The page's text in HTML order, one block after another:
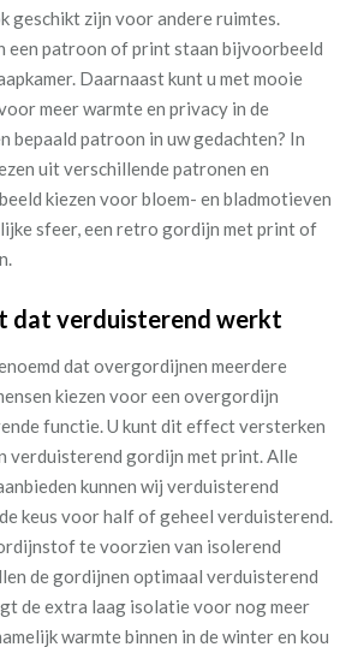
geschikt zijn voor andere ruimtes.
een patroon of print staan bijvoorbeeld
Daarnaast kunt u met mooie
meer warmte en privacy in de
bepaald patroon in uw gedachten? In
uit verschillende patronen en
kiezen voor bloem- en bladmotieven
sfeer, een retro gordijn met print of
dat verduisterend werkt
dat overgordijnen meerdere
kiezen voor een overgordijn
functie. U kunt dit effect versterken
verduisterend gordijn met print. Alle
kunnen wij verduisterend
keus voor half of geheel verduisterend.
te voorzien van isolerend
de gordijnen optimaal verduisterend
de extra laag isolatie voor nog meer
warmte binnen in de winter en kou